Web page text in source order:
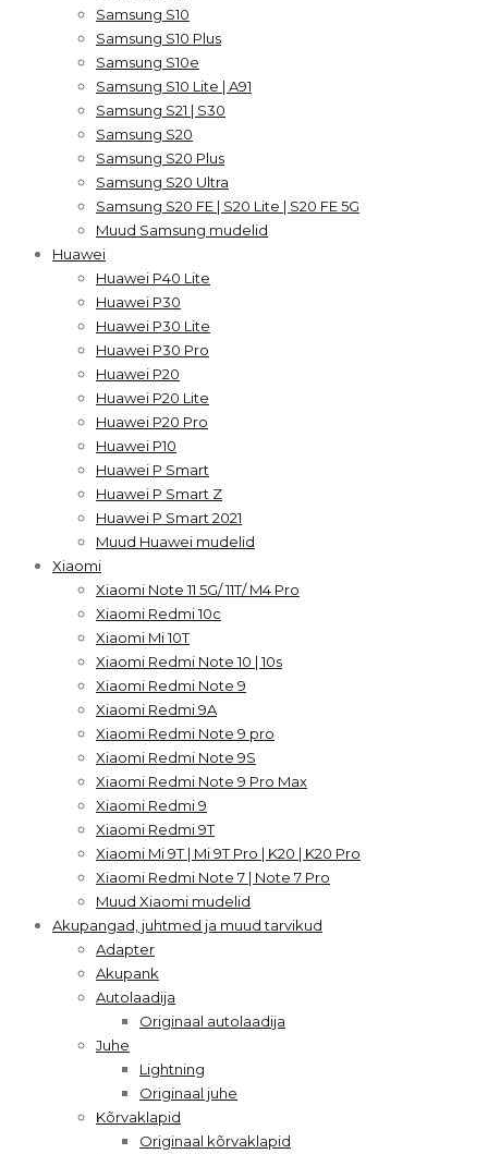
Samsung S10
Samsung S10 Plus
Samsung S10e
Samsung S10 Lite | A91
Samsung S21 | S30
Samsung S20
Samsung S20 Plus
Samsung S20 Ultra
Samsung S20 FE | S20 Lite | S20 FE 5G
Muud Samsung mudelid
Huawei
Huawei P40 Lite
Huawei P30
Huawei P30 Lite
Huawei P30 Pro
Huawei P20
Huawei P20 Lite
Huawei P20 Pro
Huawei P10
Huawei P Smart
Huawei P Smart Z
Huawei P Smart 2021
Muud Huawei mudelid
Xiaomi
Xiaomi Note 11 5G/ 11T/ M4 Pro
Xiaomi Redmi 10c
Xiaomi Mi 10T
Xiaomi Redmi Note 10 | 10s
Xiaomi Redmi Note 9
Xiaomi Redmi 9A
Xiaomi Redmi Note 9 pro
Xiaomi Redmi Note 9S
Xiaomi Redmi Note 9 Pro Max
Xiaomi Redmi 9
Xiaomi Redmi 9T
Xiaomi Mi 9T | Mi 9T Pro | K20 | K20 Pro
Xiaomi Redmi Note 7 | Note 7 Pro
Muud Xiaomi mudelid
Akupangad, juhtmed ja muud tarvikud
Adapter
Akupank
Autolaadija
Originaal autolaadija
Juhe
Lightning
Originaal juhe
Kõrvaklapid
Originaal kõrvaklapid